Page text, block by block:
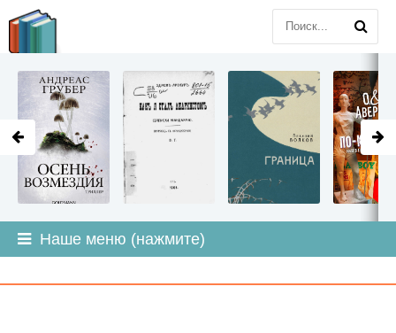
Наше меню (нажмите)
LITMIR.ORG